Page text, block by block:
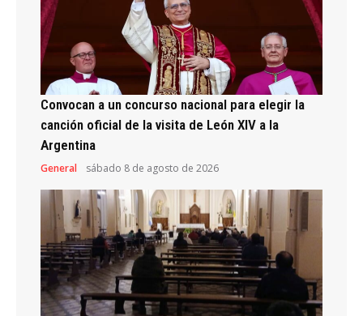
Convocan a un concurso nacional para elegir la
canción oficial de la visita de León XIV a la
Argentina
General sábado 8 de agosto de 2026